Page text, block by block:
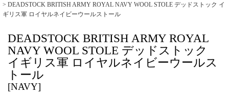
> DEADSTOCK BRITISH ARMY ROYAL NAVY WOOL STOLE デッドストック イ
ギリス軍 ロイヤルネイビーウールストール
DEADSTOCK BRITISH ARMY ROYAL
NAVY WOOL STOLE デッドストック
イギリス軍 ロイヤルネイビーウールス
トール
[NAVY]